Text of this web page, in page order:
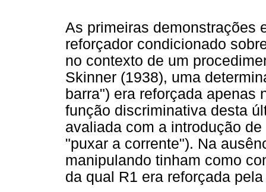
As primeiras demonstrações
reforçador condicionado
no contexto de um
Skinner (1938), uma
barra") era reforçada apenas
função discriminativa desta
avaliada com a introdução
"puxar a corrente"). Na
manipulando tinham como
da qual R1 era reforçada